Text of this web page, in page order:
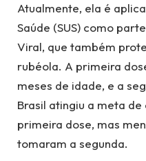
Atualmente, ela é
Saúde (SUS) como
Viral, que também
rubéola. A primeira
meses de idade, e a
Brasil atingiu a meta de
primeira dose, mas
tomaram a segunda.